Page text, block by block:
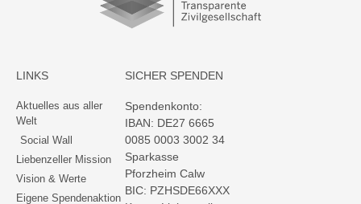
LINKS
Aktuelles aus aller
Welt
Social Wall
Liebenzeller Mission
Vision & Werte
Eigene Spendenaktion
SICHER SPENDEN
Spendenkonto:
IBAN: DE27 6665
0085 0003 3002 34
Sparkasse
Pforzheim Calw
BIC: PZHSDE66XXX